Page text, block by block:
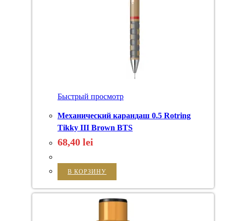
Быстрый просмотр
Механический карандаш 0.5 Rotring
Tikky III Brown BTS
68,40 lei
В КОРЗИНУ